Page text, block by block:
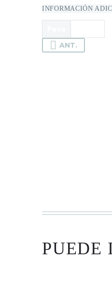
INFORMACIÓN
ANT.
PUEDE